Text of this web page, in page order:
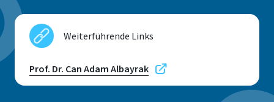
Weiterführende Links
Prof. Dr. Can Adam Albayrak